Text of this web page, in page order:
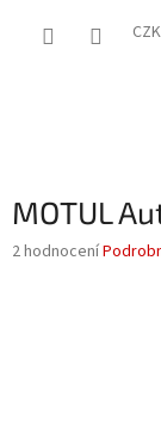
CZK
MOTUL
Průměrné
2 hodnocení